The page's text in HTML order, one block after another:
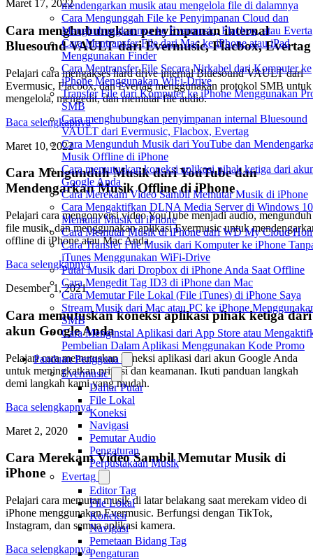
mendengarkan musik atau mengelola file di dalamnya
Cara Mengunggah File ke Penyimpanan Cloud dan
Menghubungkannya ke Evermusic, Flacbox, atau
Cara Mentransfer File dari Mac ke iPhone atau iPad
Menggunakan Finder
Cara Mentransfer File Secara Nirkabel dari Komputer ke
iPhone Menggunakan WiFi-Drive
Transfer File dari Komputer ke iPhone Menggunakan
SMB
Cara menghubungkan penyimpanan internal Bluesound
VAULT dari Evermusic, Flacbox, Evertag
Cara Mengunduh Musik dari YouTube dan
Musik Offline di iPhone
Cara memutuskan koneksi aplikasi pihak ketiga dari
Google Anda
Cara Merekam Video Sambil Memutar Musik di iPhone
Cara Mengaktifkan DLNA Media Server di Windows
Memutar Musik di iPhone
Cara Memutar Musik di iPhone dari WD My Cloud
Cara Transfer File Musik dari Komputer ke iPhone
iTunes Menggunakan WiFi-Drive
Putar Musik dari Dropbox di iPhone Anda Saat Offline
Cara Mengedit Tag ID3 di iPhone dan Mac
Cara Memutar File Lokal (File iTunes) di iPhone Saya
Stream Musik dari Mac atau PC ke iPhone
SMB
Cara Menginstal Aplikasi dari App Store atau
Pembelian Dalam Aplikasi Menggunakan Kode Promo
Panduan Pengguna
Evermusic
Daftar Putar
File Lokal
Koneksi
Navigasi
Pemutar Audio
Pengaturan
Perpustakaan Musik
Evertag
Editor Tag
File Lokal
Koneksi
Navigasi
Pemetaan Bidang Tag
Pengaturan
Maret 17, 2022
Cara menghubungkan penyimpanan internal
Bluesound VAULT dari Evermusic, Flacbox, Evertag
Pelajari cara mengakses hard drive internal Bluesound VAULT dari
Evermusic, Flacbox, dan Evertag menggunakan protokol SMB untuk
mengelola, mengedit, dan memutar file audio.
Baca selengkapnya
Maret 10, 2022
Cara Mengunduh Musik dari YouTube dan
Mendengarkan Musik Offline di iPhone
Pelajari cara mengonversi video YouTube menjadi audio, mengunduh
file musik, dan menggunakan aplikasi Evermusic untuk
offline di iPhone atau Mac Anda.
Baca selengkapnya
Desember 1, 2021
Cara memutuskan koneksi aplikasi pihak ketiga dari
akun Google Anda
Pelajari cara memutuskan koneksi aplikasi dari akun Google Anda
untuk meningkatkan privasi dan keamanan. Ikuti panduan langkah
demi langkah kami yang mudah.
Baca selengkapnya
Maret 2, 2020
Cara Merekam Video Sambil Memutar Musik di
iPhone
Pelajari cara memutar musik di latar belakang saat merekam video di
iPhone menggunakan Evermusic. Berfungsi dengan TikTok,
Instagram, dan semua aplikasi kamera.
Baca selengkapnya